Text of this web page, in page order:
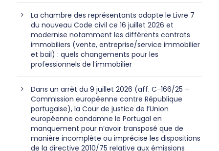
La chambre des représentants adopte le Livre 7
du nouveau Code civil ce 16 juillet 2026 et
modernise notamment les différents contrats
immobiliers (vente, entreprise/service immobilier
et bail) : quels changements pour les
professionnels de l’immobilier
Dans un arrêt du 9 juillet 2026 (aff. C-166/25 –
Commission européenne contre République
portugaise), la Cour de justice de l’Union
européenne condamne le Portugal en
manquement pour n’avoir transposé que de
manière incomplète ou imprécise les dispositions
de la directive 2010/75 relative aux émissions